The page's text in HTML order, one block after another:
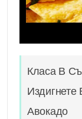
Класа В
Авокадо